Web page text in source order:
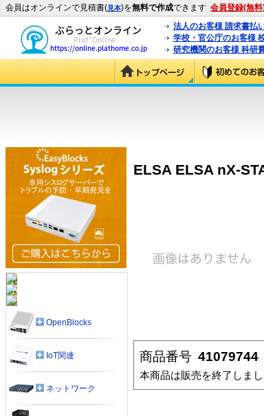
会員はオンラインで見積書(見本)を無料で作成できます 会員登録(無料
法人のお客様 請求書払
学校・官公庁のお客様
研究機関のお客様 科研
ELSA ELSA
商品番号 41079744
本商品は販売を終了しまし
OpenBlocks
IoT関連
ネットワーク